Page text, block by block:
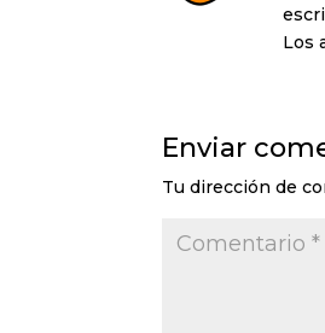
Los
Enviar
Tu dirección de